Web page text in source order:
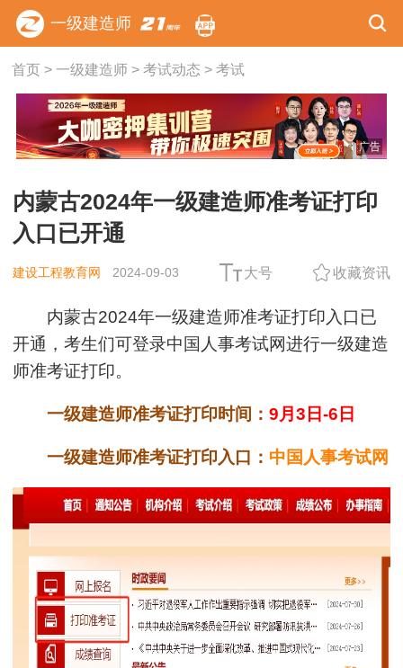
一级建造师
首页> 一级建造师> 考试动态 > 考试
广告
内蒙古2024年一级建造师准考证打印
入口已开通
建设工程教育网 2024-09-03 大号 收藏资讯
内蒙古2024年一级建造师准考证打印入口已
开通，考生们可登录中国人事考试网进行一级建造
师准考证打印。
一级建造师准考证打印时间： 9月3日-6日
一级建造师准考证打印入口： 中国人事考试网